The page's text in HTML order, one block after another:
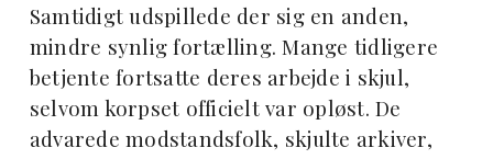
Samtidigt udspillede der sig en anden,
mindre synlig fortælling. Mange tidligere
betjente fortsatte deres arbejde i skjul,
selvom korpset officielt var opløst. De
advarede modstandsfolk, skjulte arkiver,